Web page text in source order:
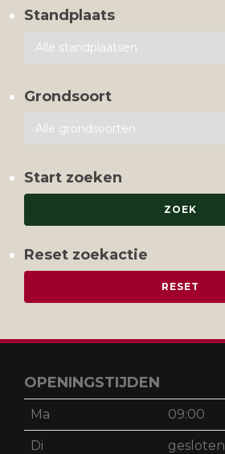
Standplaats
Grondsoort
Start zoeken
Reset zoekactie
OPENINGSTIJDEN
Ma 09:00
Di gesloten